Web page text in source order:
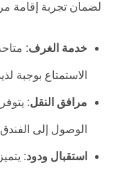
لضمان تجربة إقامة
خدمة الغرف:
الاستمتاع بوجبة
مرافق النقل:
الوصول إلى
استقبال ودود: